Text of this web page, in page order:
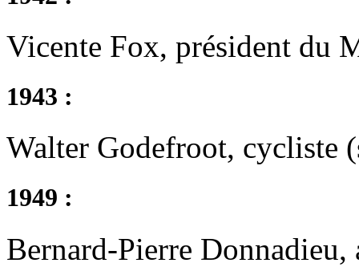
Vicente Fox, président du
1943 :
Walter Godefroot, cycliste
1949 :
Bernard-Pierre Donnadieu,